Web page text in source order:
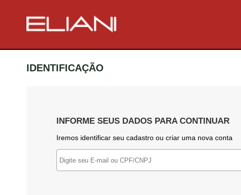
IDENTIFICAÇÃO
INFORME SEUS DADOS PARA CONTINUAR
Iremos identificar seu cadastro ou criar uma nova conta